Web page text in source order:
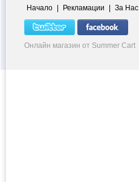
Начало | Рекламации | За Нас
Онлайн магазин от Summer Cart